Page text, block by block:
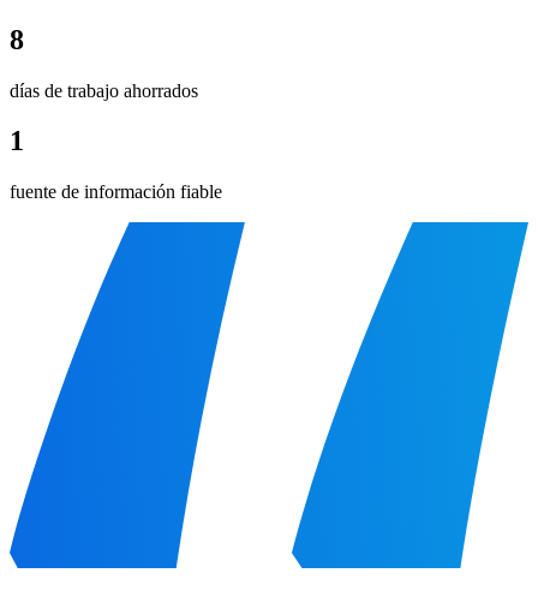
8
días de trabajo ahorrados
1
fuente de información fiable